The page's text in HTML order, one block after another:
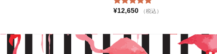
5段階中
¥12,650 （税込）